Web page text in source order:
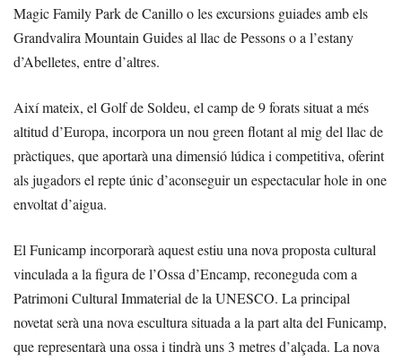
Magic Family Park de Canillo o les excursions guiades amb els
Grandvalira Mountain Guides al llac de Pessons o a l’estany
d’Abelletes, entre d’altres.
Així mateix, el Golf de Soldeu, el camp de 9 forats situat a més
altitud d’Europa, incorpora un nou green flotant al mig del llac de
pràctiques, que aportarà una dimensió lúdica i competitiva, oferint
als jugadors el repte únic d’aconseguir un espectacular hole in one
envoltat d’aigua.
El Funicamp incorporarà aquest estiu una nova proposta cultural
vinculada a la figura de l’Ossa d’Encamp, reconeguda com a
Patrimoni Cultural Immaterial de la UNESCO. La principal
novetat serà una nova escultura situada a la part alta del Funicamp,
que representarà una ossa i tindrà uns 3 metres d’alçada. La nova